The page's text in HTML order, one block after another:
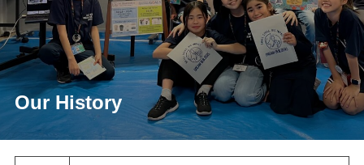
ッ
プ
Our History